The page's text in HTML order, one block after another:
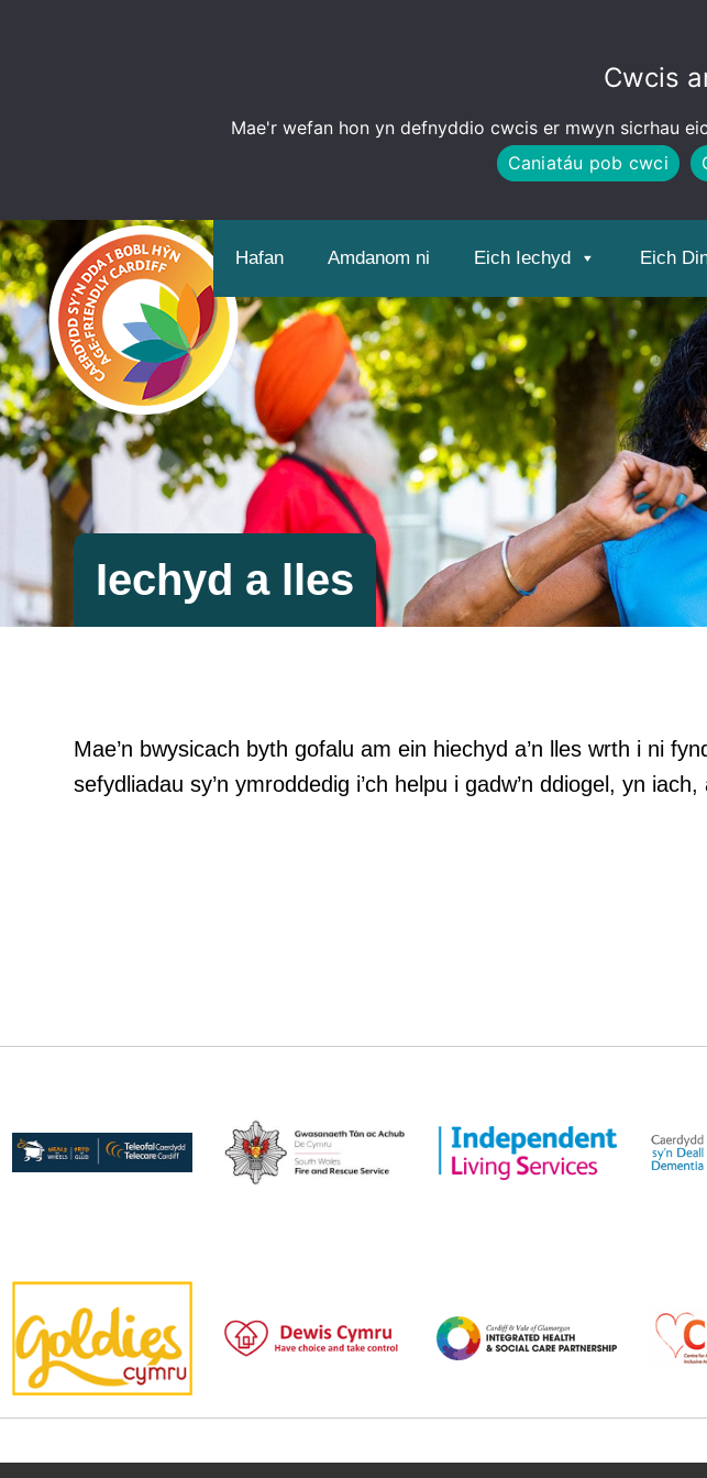
Cwcis
Mae'r wefan hon yn defnyddio cwcis er mwyn sicrhau
Caniatáu pob cwci
Hafan Amdanom ni Eich Iechyd Eich
Iechyd a lles
Mae’n bwysicach byth gofalu am ein hiechyd a’n lles wrth i ni
sefydliadau sy’n ymroddedig i’ch helpu i gadw’n ddiogel, yn